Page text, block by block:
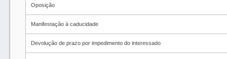
Oposição
Manifestação à caducidade
Devolução de prazo por impedimento do interessado